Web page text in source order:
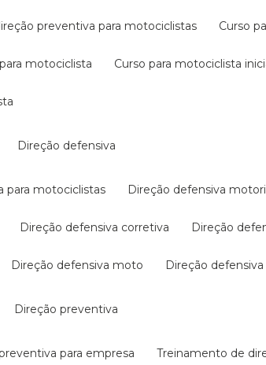
preventiva para motociclistas curso
motociclista curso para motociclista
direção defensiva
para motociclistas direção defensiva
direção defensiva corretiva direção
direção defensiva moto direção
direção preventiva
para empresa treinamento de